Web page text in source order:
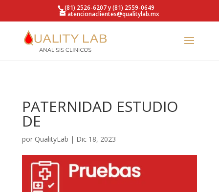
https://qualitylab.mx/(81) 2526-6207 y (81) 2559-0649
atencionaclientes@qualitylab.mx
PATERNIDAD ESTUDIO
DE
por QualityLab | Dic 18, 2023